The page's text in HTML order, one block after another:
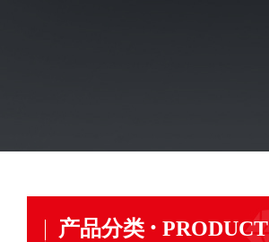
产品分类 · PRODUCT